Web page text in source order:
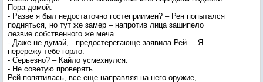
Пора домой.
- Разве я был недостаточно гостеприимен? – Рен попытался
подняться, но тут же замер – напротив лица зашипело
лезвие собственного же меча.
- Даже не думай, - предостерегающе заявила Рей. – Я
перережу тебе горло.
- Серьезно? – Кайло усмехнулся.
- Не советую проверять.
Рей попятилась, все еще направляя на него оружие,